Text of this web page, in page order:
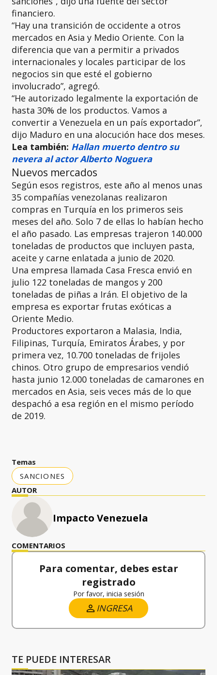
financiero.
“Hay una transición de occidente a otros
mercados en Asia y Medio Oriente. Con la
diferencia que van a permitir a privados
internacionales y locales participar de los
negocios sin que esté el gobierno
involucrado”, agregó.
“He autorizado legalmente la exportación de
hasta 30% de los productos. Vamos a
convertir a Venezuela en un país exportador”,
dijo Maduro en una alocución hace dos meses.
Lea también: Hallan muerto dentro su
nevera al actor Alberto Noguera
Nuevos mercados
Según esos registros, este año al menos unas
35 compañías venezolanas realizaron
compras en Turquía en los primeros seis
meses del año. Solo 7 de ellas lo habían hecho
el año pasado. Las empresas trajeron 140.000
toneladas de productos que incluyen pasta,
aceite y carne enlatada a junio de 2020.
Una empresa llamada Casa Fresca envió en
julio 122 toneladas de mangos y 200
toneladas de piñas a Irán. El objetivo de la
empresa es exportar frutas exóticas a
Oriente Medio.
Productores exportaron a Malasia, India,
Filipinas, Turquía, Emiratos Árabes, y por
primera vez, 10.700 toneladas de frijoles
chinos. Otro grupo de empresarios vendió
hasta junio 12.000 toneladas de camarones en
mercados en Asia, seis veces más de lo que
despachó a esa región en el mismo período
de 2019.
Temas
SANCIONES
AUTOR
Impacto Venezuela
COMENTARIOS
Para comentar, debes estar
registrado
Por favor, inicia sesión
INGRESA
TE PUEDE INTERESAR